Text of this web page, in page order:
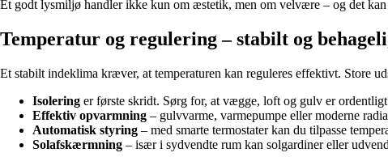
Et godt lysmiljø handler ikke kun om æstetik, men om velvære – og det
Temperatur og regulering – stabilt og
Et stabilt indeklima kræver, at temperaturen kan reguleres effektivt. Store
Isolering er første skridt. Sørg for, at vægge, loft og gulv er
Effektiv opvarmning – gulvvarme, varmepumpe eller moderne
Automatisk styring – med smarte termostater kan du tilpasse
Solafskærmning – især i sydvendte rum kan solgardiner eller